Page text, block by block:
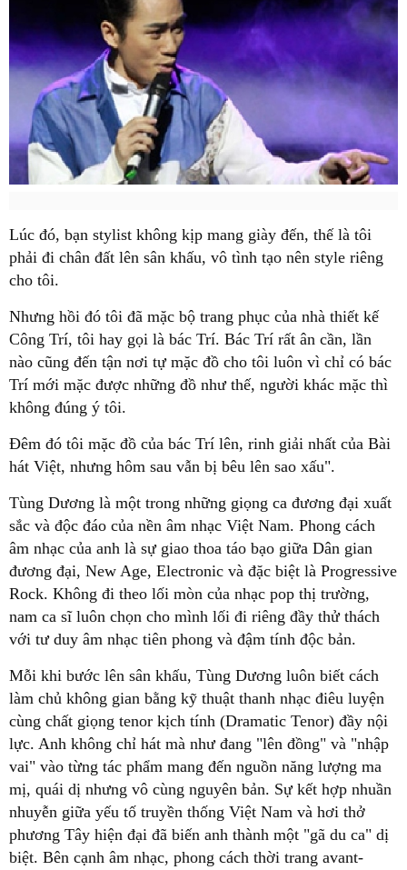
Lúc đó, bạn stylist không kịp mang giày đến, thế là tôi
phải đi chân đất lên sân khấu, vô tình tạo nên style riêng
cho tôi.
Nhưng hồi đó tôi đã mặc bộ trang phục của nhà thiết kế
Công Trí, tôi hay gọi là bác Trí. Bác Trí rất ân cần, lần
nào cũng đến tận nơi tự mặc đồ cho tôi luôn vì chỉ có bác
Trí mới mặc được những đồ như thế, người khác mặc thì
không đúng ý tôi.
Đêm đó tôi mặc đồ của bác Trí lên, rinh giải nhất của Bài
hát Việt, nhưng hôm sau vẫn bị bêu lên sao xấu".
Tùng Dương là một trong những giọng ca đương đại xuất
sắc và độc đáo của nền âm nhạc Việt Nam. Phong cách
âm nhạc của anh là sự giao thoa táo bạo giữa Dân gian
đương đại, New Age, Electronic và đặc biệt là Progressive
Rock. Không đi theo lối mòn của nhạc pop thị trường,
nam ca sĩ luôn chọn cho mình lối đi riêng đầy thử thách
với tư duy âm nhạc tiên phong và đậm tính độc bản.
Mỗi khi bước lên sân khấu, Tùng Dương luôn biết cách
làm chủ không gian bằng kỹ thuật thanh nhạc điêu luyện
cùng chất giọng tenor kịch tính (Dramatic Tenor) đầy nội
lực. Anh không chỉ hát mà như đang "lên đồng" và "nhập
vai" vào từng tác phẩm mang đến nguồn năng lượng ma
mị, quái dị nhưng vô cùng nguyên bản. Sự kết hợp nhuần
nhuyễn giữa yếu tố truyền thống Việt Nam và hơi thở
phương Tây hiện đại đã biến anh thành một "gã du ca" dị
biệt. Bên cạnh âm nhạc, phong cách thời trang avant-